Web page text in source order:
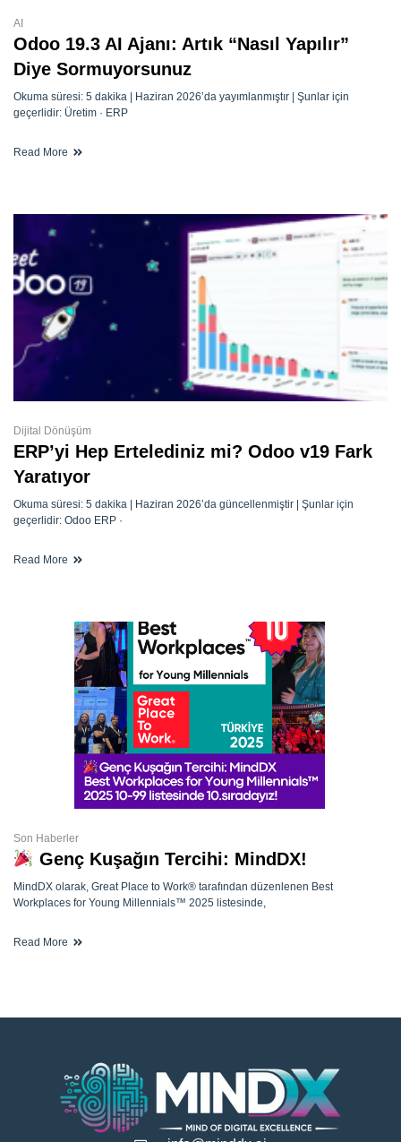
AI
Odoo 19.3 AI Ajanı: Artık “Nasıl Yapılır”
Diye Sormuyorsunuz
Okuma süresi: 5 dakika | Haziran 2026’da yayımlanmıştır | Şunlar için
geçerlidir: Üretim · ERP
Read More
Dijital Dönüşüm
ERP’yi Hep Ertelediniz mi? Odoo v19 Fark
Yaratıyor
Okuma süresi: 5 dakika | Haziran 2026’da güncellenmiştir | Şunlar için
geçerlidir: Odoo ERP ·
Read More
Son Haberler
Genç Kuşağın Tercihi: MindDX!
MindDX olarak, Great Place to Work® tarafından düzenlenen Best
Workplaces for Young Millennials™ 2025 listesinde,
Read More